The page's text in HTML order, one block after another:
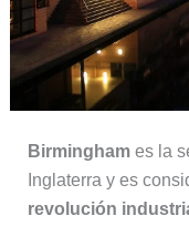
Birminghames la
Inglaterra y es
revolución